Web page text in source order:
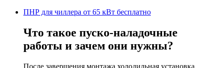
ПНР для чиллера от 65 кВт бесплатно
Что такое пуско-наладочные
работы и зачем они нужны?
После завершения монтажа холодильная установка